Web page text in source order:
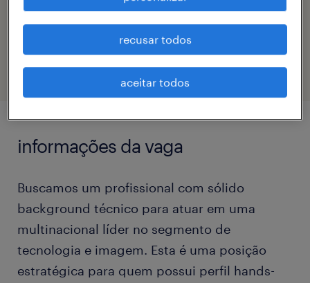
código da vaga
eTalent_JP-180004
informações da vaga
Buscamos um profissional com sólido
background técnico para atuar em uma
multinacional líder no segmento de
tecnologia e imagem. Esta é uma posição
estratégica para quem possui perfil hands-
recusar todos
aceitar todos